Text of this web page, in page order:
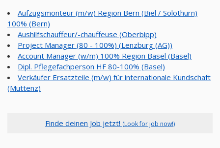
Aufzugsmonteur (m/w) Region Bern (Biel / Solothurn)
100% (Bern)
Aushilfschauffeur/-chauffeuse (Oberbipp)
Project Manager (80 - 100%) (Lenzburg (AG))
Account Manager (w/m) 100% Region Basel (Basel)
Dipl. Pflegefachperson HF 80-100% (Basel)
Verkäufer Ersatzteile (m/w) für internationale Kundschaft
(Muttenz)
Finde deinen Job jetzt! (Look for job now!)